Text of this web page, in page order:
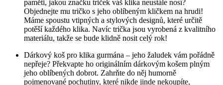
paměti, jakou značku triček váš ‌klika neustále ​nosí?
Objednejte mu tričko s‌ jeho oblíbeným ​kličkem na hrudi!
Máme spoustu vtipných a stylových designů, které⁣ určitě
potěší ​každého klika. Navíc trička jsou vyrobená‍ z kvalitního
materiálu, takže se bude‍ klidně nosit celý ⁣rok!
Dárkový koš ⁢pro klika‌ gurmána – jeho​ žaludek vám‌ pořádně
nepřeje? Překvapte ho originálním dárkovým košem plným
⁢jeho ⁢oblíbených dobrot. Zahrňte do⁤ něj‍ humorně
pojmenované pochutiny, které nikde jinde nekoupíte,